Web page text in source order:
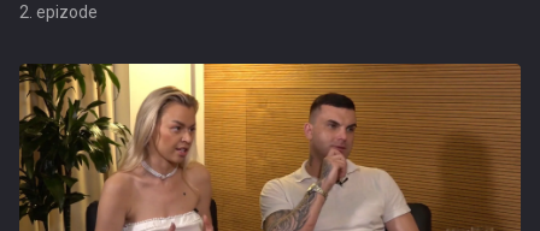
2. epizode